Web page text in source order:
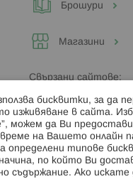
Брошури
Магазини
Свързани сайтове:
Hippoland.ro
Последвайте ни:
бисквитки, за да
изживяване в сайта.
можем да Ви
на Вашето онлайн
определени типове
по който Ви
съдържание. Ако